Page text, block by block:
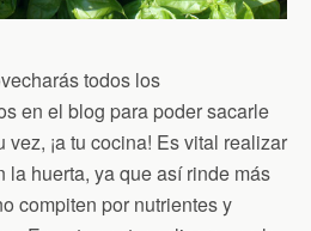
todos los
en el blog para poder sacarle
¡a tu cocina! Es vital realizar
huerta, ya que así rinde más
compiten por nutrientes y